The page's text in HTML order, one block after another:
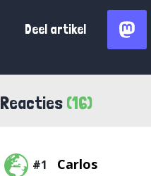
Deel artikel
Reacties (16)
#1 Carlos